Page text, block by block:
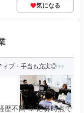
気になる
ィブ・手当も充実◎
歴不問 ※ 応募時点で